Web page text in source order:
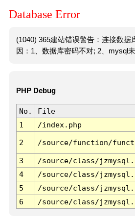
Database Error
(1040) 365建站错误警告：连接数据
因：1、数据库密码不对; 2、mysql未
PHP Debug
No. File
1
/index.php
2 /source/function/
3 /source/class/
4
/source/class/
5
/source/class/
6
/source/class/